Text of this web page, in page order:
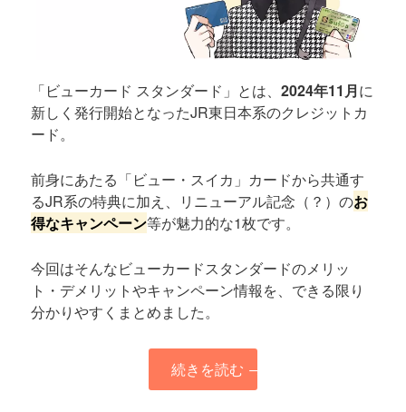
「ビューカード スタンダード」とは、2024年11月に
新しく発行開始となったJR東日本系のクレジットカ
ード。
前身にあたる「ビュー・スイカ」カードから共通す
るJR系の特典に加え、リニューアル記念（？）のお
得なキャンペーン等が魅力的な1枚です。
今回はそんなビューカードスタンダードのメリッ
ト・デメリットやキャンペーン情報を、できる限り
分かりやすくまとめました。
続きを読む →